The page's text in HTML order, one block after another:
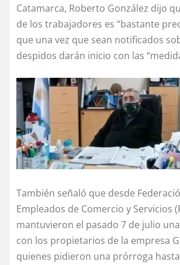
Catamarca, Roberto González dijo
de los trabajadores es “bastante
que una vez que sean notificados
despidos darán inicio con las
También señaló que desde
Empleados de Comercio y Servicios
mantuvieron el pasado 7 de julio
con los propietarios de la empresa
quienes pidieron una prórroga